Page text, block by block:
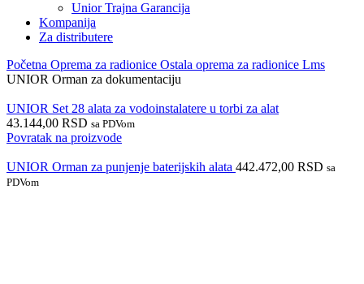
Unior Trajna Garancija
Kompanija
Za distributere
Početna Oprema za radionice Ostala oprema za radionice Lms
UNIOR Orman za dokumentaciju
UNIOR Set 28 alata za vodoinstalatere u torbi za alat
43.144,00 RSD sa PDVom
Povratak na proizvode
UNIOR Orman za punjenje baterijskih alata 442.472,00 RSD sa
PDVom